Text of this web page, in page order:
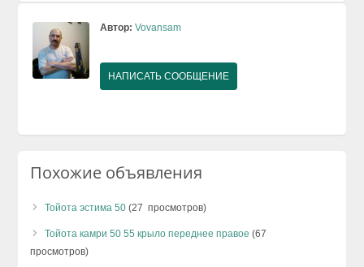
Автор: Vovansam
НАПИСАТЬ СООБЩЕНИЕ
Похожие объявления
Тойота эстима 50 (27 просмотров)
Тойота камри 50 55 крыло переднее правое (67
просмотров)